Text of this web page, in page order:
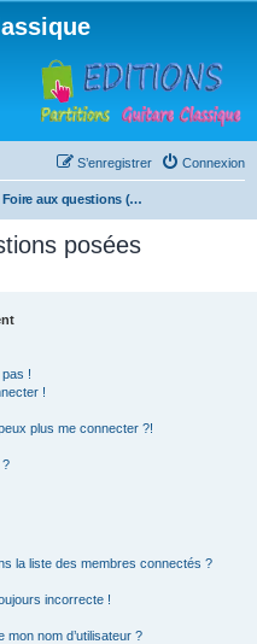
Connexion
S’enregistrer
Foire aux questions (Questions posées fréquemment)
posées
pas !
!
plus me connecter ?!
?
la liste des membres connectés ?
incorrecte !
nom d’utilisateur ?